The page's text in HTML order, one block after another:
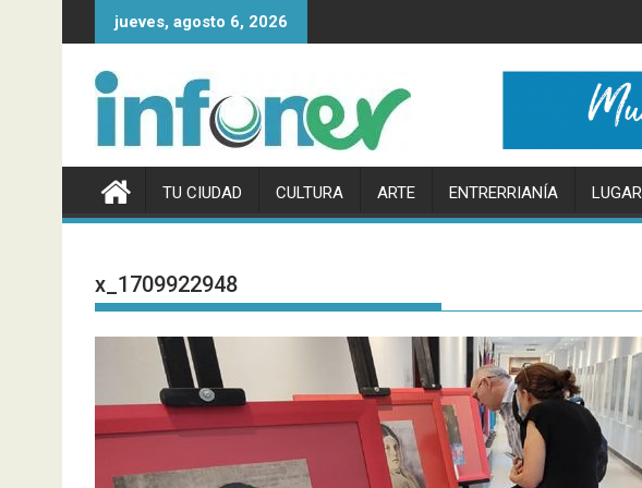
al
jueves, agosto 6, 2026
TU CIUDAD CULTURA ARTE ENTRERRIANÍA
x_1709922948